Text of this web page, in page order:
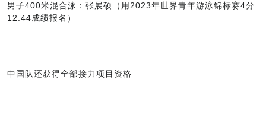
男子400米混合泳：张展硕（用2023年世界青年游泳锦标赛4分
12.44成绩报名）
中国队还获得全部接力项目资格